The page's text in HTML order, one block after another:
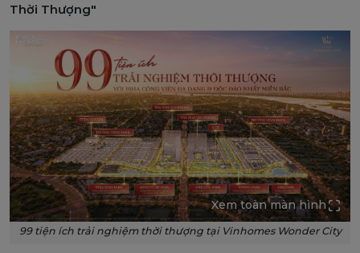
Thời Thượng"
Xem toàn màn hình
99 tiện ích trải nghiệm thời thượng tại Vinhomes Wonder City